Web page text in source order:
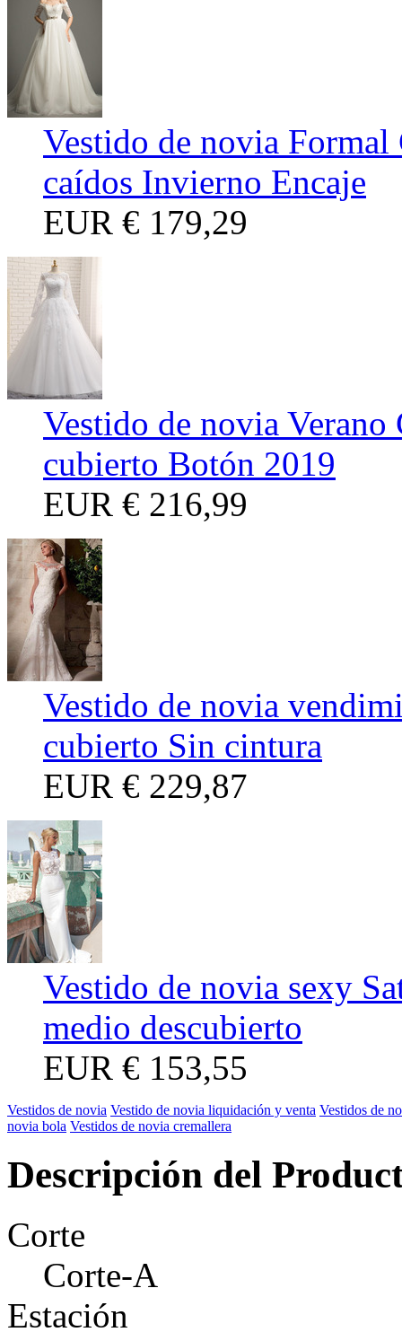
Vestido de novia
caídos Invierno Encaje
EUR € 179,29
Vestido de novia
cubierto Botón 2019
EUR € 216,99
Vestido de novia
cubierto Sin cintura
EUR € 229,87
Vestido de novia sexy
medio descubierto
EUR € 153,55
Vestidos de novia Vestido de novia liquidación y venta Vestidos de
novia bola Vestidos de novia cremallera
Descripción del
Corte
Corte-A
Estación